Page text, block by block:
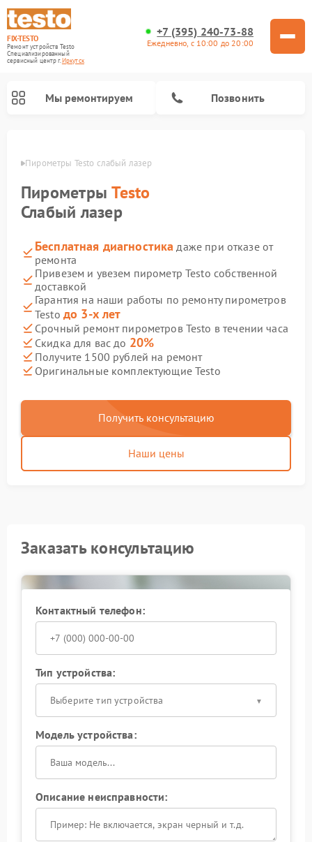
FIX-TESTO
Ремонт устройств Testo
Специализированный
cервисный центр г.Иркутск
+7 (395) 240-73-88
Ежедневно, с 10:00 до 20:00
Мы ремонтируем Позвонить
Пирометры Testo слабый лазер
ПирометрыTesto
Слабый лазер
Бесплатная диагностика даже при отказе от
ремонта
Привезем и увезем пирометр Testo собственной
доставкой
Гарантия на наши работы по ремонту пирометров
Testo до 3-х лет
Срочный ремонт пирометров Testo в течении часа
Скидка для вас до 20%
Получите 1500 рублей на ремонт
Оригинальные комплектующие Testo
Получить консультацию
Наши цены
Заказать консультацию
Контактный телефон:
Тип устройства:
Выберите тип устройства
Модель устройства:
Описание неисправности: